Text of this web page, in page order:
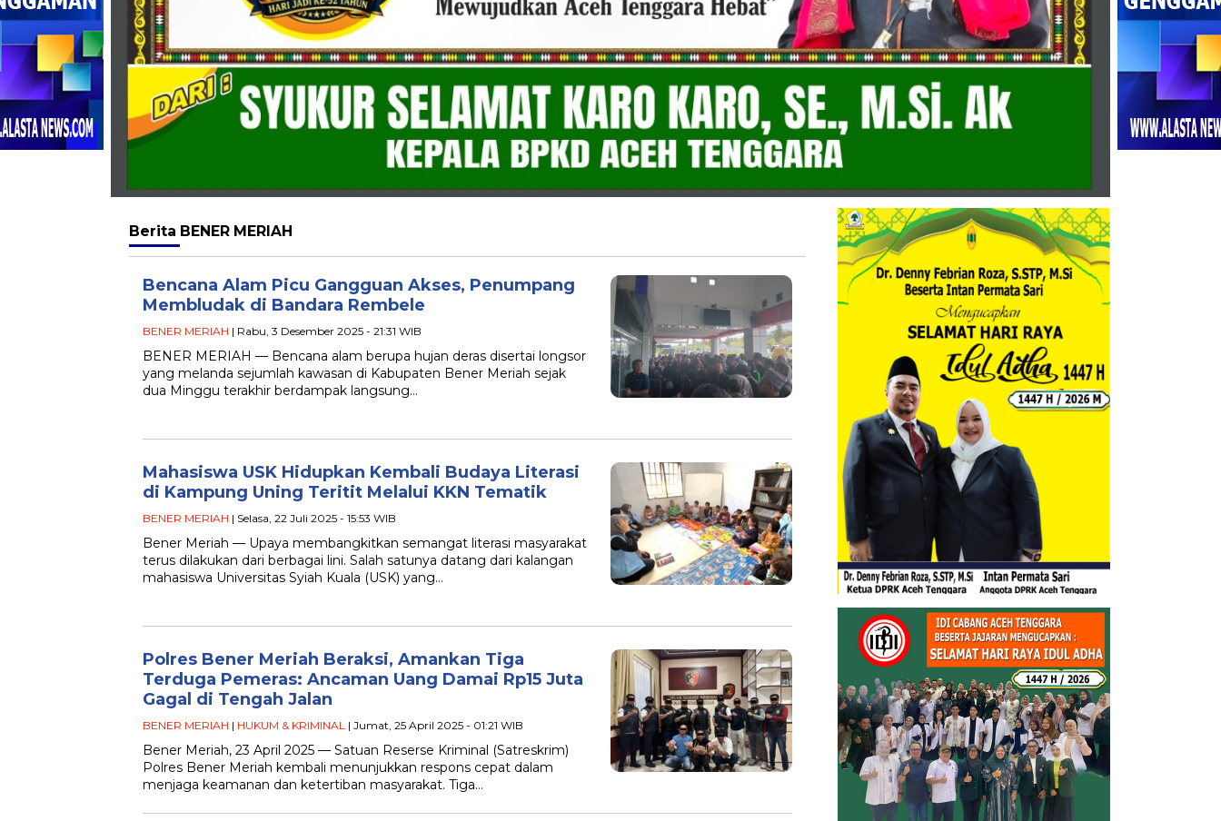
Berita BENER MERIAH
Bencana Alam Picu Gangguan Akses, Penumpang
Membludak di Bandara Rembele
BENER MERIAH | Rabu, 3 Desember 2025 - 21:31 WIB
BENER MERIAH — Bencana alam berupa hujan deras disertai longsor
yang melanda sejumlah kawasan di Kabupaten Bener Meriah sejak
dua Minggu terakhir berdampak langsung…
Mahasiswa USK Hidupkan Kembali Budaya Literasi
di Kampung Uning Teritit Melalui KKN Tematik
BENER MERIAH | Selasa, 22 Juli 2025 - 15:53 WIB
Bener Meriah — Upaya membangkitkan semangat literasi masyarakat
terus dilakukan dari berbagai lini. Salah satunya datang dari kalangan
mahasiswa Universitas Syiah Kuala (USK) yang…
Polres Bener Meriah Beraksi, Amankan Tiga
Terduga Pemeras: Ancaman Uang Damai Rp15 Juta
Gagal di Tengah Jalan
BENER MERIAH | HUKUM & KRIMINAL | Jumat, 25 April 2025 - 01:21 WIB
Bener Meriah, 23 April 2025 — Satuan Reserse Kriminal (Satreskrim)
Polres Bener Meriah kembali menunjukkan respons cepat dalam
menjaga keamanan dan ketertiban masyarakat. Tiga…